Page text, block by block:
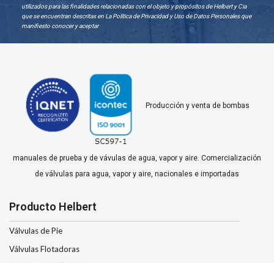
utilizados para las finalidades relacionadas con el objeto y propósitos de Helbert y Cia
que se encuentran descritas en La Política de Privacidad y Uso de Datos Personales que
manifiesto conocer y aceptar
Producción y venta de bombas
manuales de prueba y de vávulas de agua, vapor y aire. Comercialización
de válvulas para agua, vapor y aire, nacionales e importadas
Producto Helbert
Válvulas de Pie
Válvulas Flotadoras